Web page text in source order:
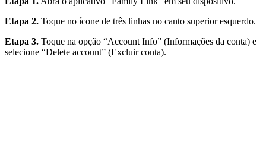
Etapa 2. Toque no ícone de três linhas no canto superior esquerdo.
Etapa 3. Toque na opção “Account Info” (Informações da conta) e
selecione “Delete account” (Excluir conta).